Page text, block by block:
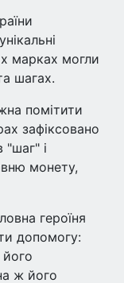
марках могли
шагах.
помітити
зафіксовано
"шаг" і
монету,
героїня
допомогу:
ж його